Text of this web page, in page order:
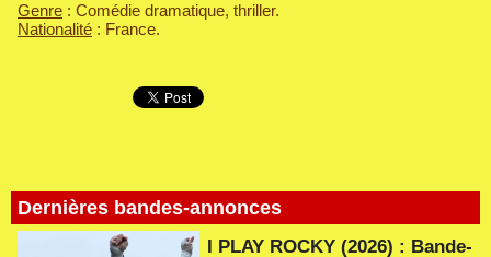
Dernières bandes-annonces
I PLAY ROCKY (2026) : Bande-
Genre : Comédie dramatique, thriller.
Nationalité : France.